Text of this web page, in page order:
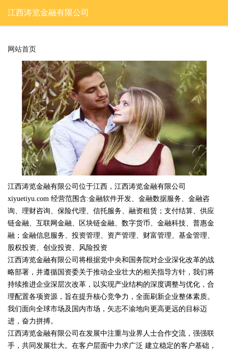
江西涛览金融有限公司
网站首页
江西涛览金融有限公司位于江西，江西涛览金融有限公司
xiyuetiyu.com 经营范围含:金融软件开发、金融数据服务、金融咨
询、理财咨询、保险代理、信托服务、融资租赁；支付结算、供应
链金融、互联网金融、区块链金融、数字货币、金融科技、普惠金
融；金融信息服务、投资管理、资产管理、财富管理、基金管理、
股权投资、创业投资、风险投资
江西涛览金融有限公司将根据党中央和国务院对企业深化改革的战
略部署，并遵循国资委关于推动企业壮大的相关指导方针，我们将
持续推进企业深层次改革，以实现产业结构的深度调整与优化，合
理配置各项资源，旨在提升核心竞争力，全面刷新企业整体素质。
我们面向全球市场及国内市场，矢志不渝地向更高更远的目标迈
进，奋力拼搏。
江西涛览金融有限公司在发展中注重与业界人士合作交流，强强联
手，共同发展壮大。在客户层面中力求广泛 建立稳定的客户基础，